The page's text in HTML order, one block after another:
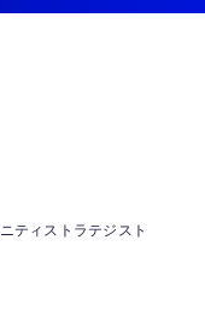
ーミングメディア
Plus | 映画館のよ
x4 内蔵SSD 読
1300MB/s Dell
O Cooler
本
ティストラテジスト